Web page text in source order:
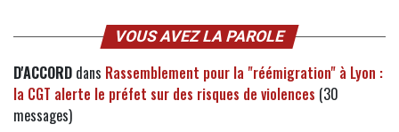
VOUS AVEZ LA PAROLE
D'ACCORD dans Rassemblement pour la "réémigration" à Lyon :
la CGT alerte le préfet sur des risques de violences (30
messages)